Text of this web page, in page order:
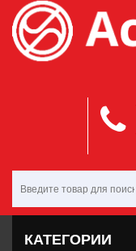
КАТЕГОРИИ